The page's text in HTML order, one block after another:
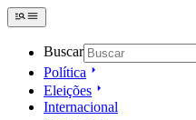
Buscar
Política
Eleições
Internacional